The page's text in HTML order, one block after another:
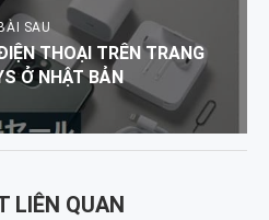
BÀI SAU
THOẠI TRÊN TRANG
Ở NHẬT BẢN
LIÊN QUAN